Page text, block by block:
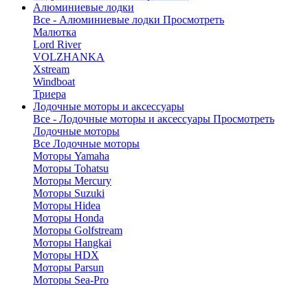
Алюминиевые лодки
Все - Алюминиевые лодки Просмотреть
Малютка
Lord River
VOLZHANKA
Xstream
Windboat
Триера
Лодочные моторы и аксессуары
Все - Лодочные моторы и аксессуары Просмотреть
Лодочные моторы
Все Лодочные моторы
Моторы Yamaha
Моторы Tohatsu
Моторы Mercury
Моторы Suzuki
Моторы Hidea
Моторы Honda
Моторы Golfstream
Моторы Hangkai
Моторы HDX
Моторы Parsun
Моторы Sea-Pro